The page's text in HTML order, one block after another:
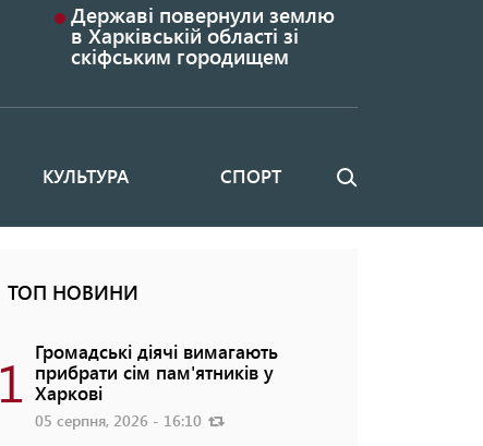
Державі повернули землю
в Харківській області зі
скіфським городищем
КУЛЬТУРА СПОРТ Пошук
ТОП НОВИНИ
1 Громадські діячі вимагають
прибрати сім пам'ятників у
Харкові
05 серпня, 2026 - 16:10